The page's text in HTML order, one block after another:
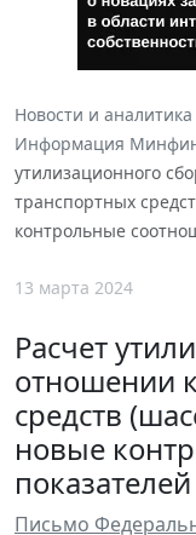
Новости и аналитика
Информация
утилизационного
транспортных
контрольные
13 марта 2024
Расчет
отношении
средств
новые
показателей
Письмо